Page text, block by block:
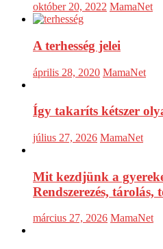
október 20, 2022 MamaNet
A terhesség jelei
április 28, 2020 MamaNet
Így takaríts kétszer
július 27, 2026 MamaNet
Mit kezdjünk a
Rendszerezés, tárolás,
március 27, 2026 MamaNet